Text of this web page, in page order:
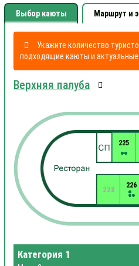
Выбор каюты Маршрут и
Укажите количество
подходящие каюты и
Верхняя палуба
225
226
228
Категория 1